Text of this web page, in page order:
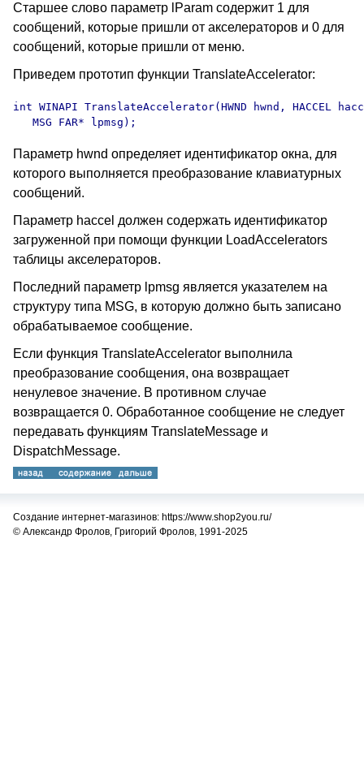
Старшее слово параметр lParam содержит 1 для
сообщений, которые пришли от акселераторов и 0 для
сообщений, которые пришли от меню.
Приведем прототип функции TranslateAccelerator:
int WINAPI TranslateAccelerator(HWND hwnd, HACCEL
   MSG FAR* lpmsg);
Параметр hwnd определяет идентификатор окна, для
которого выполняется преобразование клавиатурных
сообщений.
Параметр haccel должен содержать идентификатор
загруженной при помощи функции LoadAccelerators
таблицы акселераторов.
Последний параметр lpmsg является указателем на
структуру типа MSG, в которую должно быть записано
обрабатываемое сообщение.
Если функция TranslateAccelerator выполнила
преобразование сообщения, она возвращает
ненулевое значение. В противном случае
возвращается 0. Обработанное сообщение не следует
передавать функциям TranslateMessage и
DispatchMessage.
Создание интернет-магазинов: https://www.shop2you.ru/
© Александр Фролов, Григорий Фролов, 1991-2025